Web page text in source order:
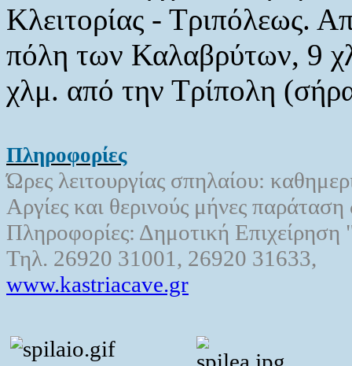
Κλειτορίας - Τριπόλεως.
πόλη των Καλαβρύτων, 9
χλμ. από την Τρίπολη
Πληροφορίες
Ώρες λειτουργίας σπηλαίου:
Αργίες και θερινούς μήνες
Πληροφορίες: Δημοτική
Τηλ. 26920 31001, 26920 31633,
www.kastriacave.gr